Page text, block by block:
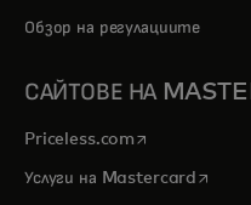
Обзор на регулациите
САЙТОВЕ НА
Priceless.com opens in a
Услуги на Mastercard opens